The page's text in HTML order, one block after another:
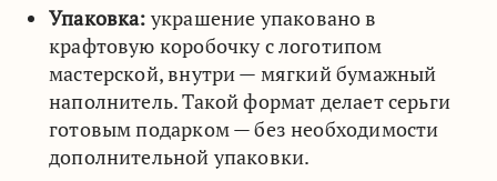
Упаковка: украшение упаковано в
крафтовую коробочку с логотипом
мастерской, внутри — мягкий бумажный
наполнитель. Такой формат делает серьги
готовым подарком — без необходимости
дополнительной упаковки.